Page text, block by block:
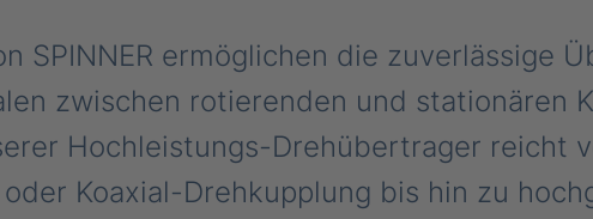
SPINNER ermöglichen die zuverlässige
zwischen rotierenden und stationären
Hochleistungs-Drehübertrager reicht
Koaxial-Drehkupplung bis hin zu